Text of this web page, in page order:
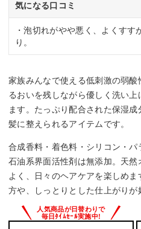
気になる口コミ
・泡切れがやや悪く、よくす
り。
家族みんなで使える低刺激の弱
るおいを残しながら優しく洗い
ます。たっぷり配合された保湿
髪に整えられるアイテムです。
合成香料・着色料・シリコン・パ
石油系界面活性剤は無添加。天
よく、日々のヘアケアを楽しめ
方や、しっとりとした仕上がりが